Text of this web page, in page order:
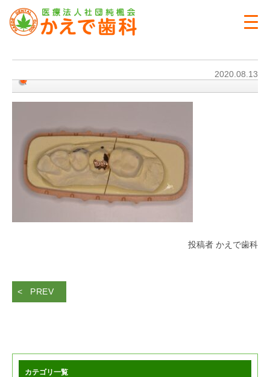
2020.08.13
投稿者 かえで歯科
PREV
カテゴリ一覧